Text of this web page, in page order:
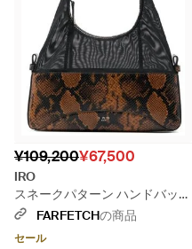
¥109,200¥67,500
IRO
スネークパターン ハンドバッグ
- ブラック
FARFETCHの商品
セール